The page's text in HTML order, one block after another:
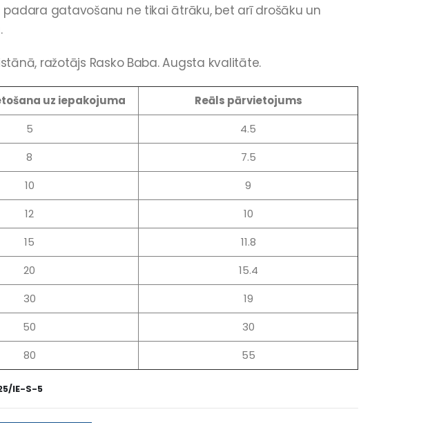
gatavošanu ne tikai ātrāku, bet arī drošāku un
ražotājs Rasko Baba. Augsta kvalitāte.
uz iepakojuma
Reāls pārvietojums
5
4.5
8
7.5
10
9
12
10
15
11.8
20
15.4
30
19
50
30
80
55
IE-S-5